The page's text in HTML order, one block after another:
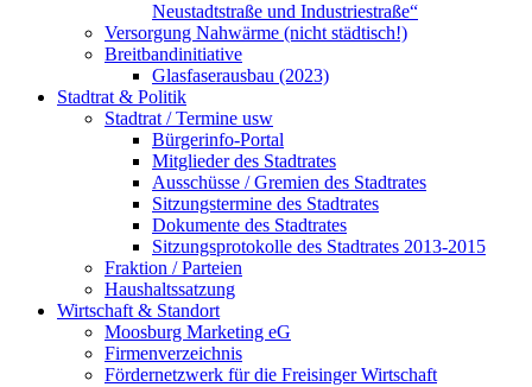
Neustadtstraße und Industriestraße“
Versorgung Nahwärme (nicht städtisch!)
Breitbandinitiative
Glasfaserausbau (2023)
Stadtrat & Politik
Stadtrat / Termine usw
Bürgerinfo-Portal
Mitglieder des Stadtrates
Ausschüsse / Gremien des Stadtrates
Sitzungstermine des Stadtrates
Dokumente des Stadtrates
Sitzungsprotokolle des Stadtrates 2013-2015
Fraktion / Parteien
Haushaltssatzung
Wirtschaft & Standort
Moosburg Marketing eG
Firmenverzeichnis
Fördernetzwerk für die Freisinger Wirtschaft